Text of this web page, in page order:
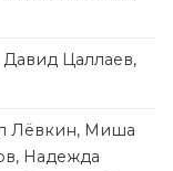
Цаллаев,
Лёвкин, Миша
Надежда